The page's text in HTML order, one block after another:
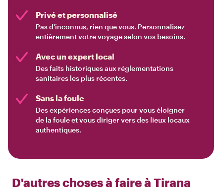
Privé et personnalisé
Pas d'inconnus, rien que vous. Personnalisez
entièrement votre voyage selon vos besoins.
Avec un expert local
Des faits historiques aux réglementations
sanitaires les plus récentes.
Sans la foule
Des expériences conçues pour vous éloigner
de la foule et vous diriger vers des lieux locaux
authentiques.
D'autres choses à faire à Tirana